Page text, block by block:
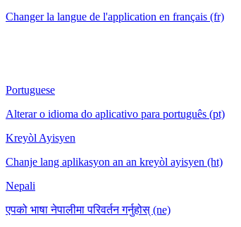
Changer la langue de l'application en français (fr)
Portuguese
Alterar o idioma do aplicativo para português (pt)
Kreyòl Ayisyen
Chanje lang aplikasyon an an kreyòl ayisyen (ht)
Nepali
एपको भाषा नेपालीमा परिवर्तन गर्नुहोस् (ne)